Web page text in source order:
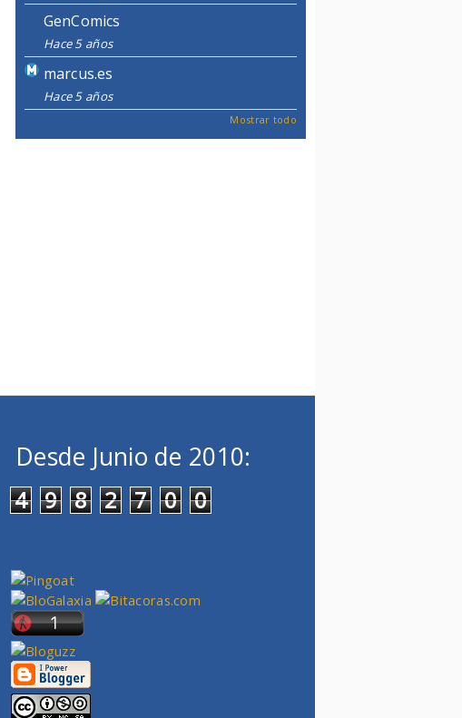
GenComics
Hace 5 años
marcus.es
Hace 5 años
Mostrar todo
Desde Junio de 2010:
4 9 8 2 7 0 0